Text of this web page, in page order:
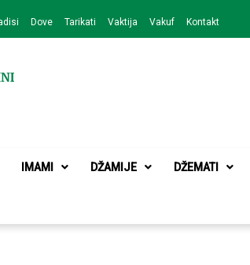
Dove Tarikati Vaktija Vakuf Kontakt
Bijeljina
IMAMI DŽAMIJE DŽEMATI